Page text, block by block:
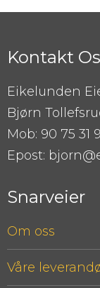
Kontakt
Eikelunden
Bjørn
Mob: 90 75 31
Epost:
Snarveier
Om oss
Våre